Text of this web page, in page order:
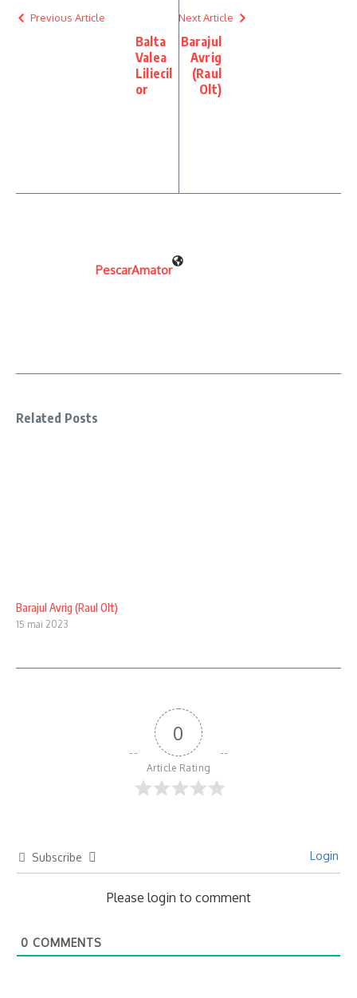
Previous Article
Balta
Valea
Liliecil
or
Next Article
Barajul
Avrig
(Raul
Olt)
PescarAmator
Related Posts
Barajul Avrig (Raul Olt)
15 mai 2023
0
Article Rating
Subscribe Login
Please login to comment
0 COMMENTS